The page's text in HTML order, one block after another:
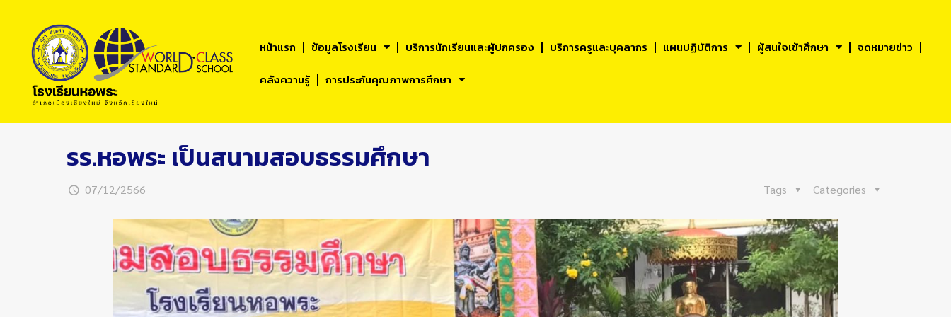
หน้าแรก ข้อมูลโรงเรียน บริการนักเรียนและผูัปกครอง บริการครูและบุคลากร แผนปฏิบัติการ ผู้สนใจเข้าศึกษา
จดหมายข่าว
คลังความรู้
การประกันคุณภาพการศึกษา
รร.หอพระ เป็นสนามสอบธรรมศึกษา
07/12/2566 Categories
Tags